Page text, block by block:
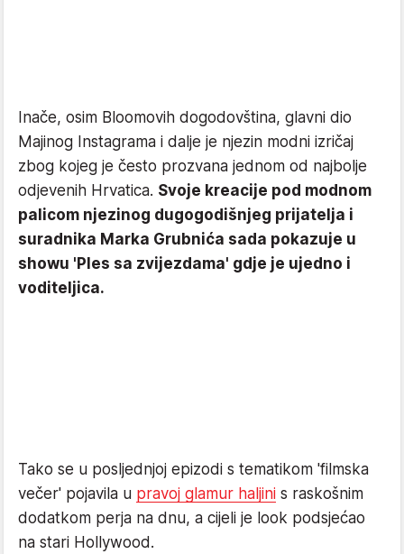
Inače, osim Bloomovih dogodovština, glavni dio
Majinog Instagrama i dalje je njezin modni izričaj
zbog kojeg je često prozvana jednom od najbolje
odjevenih Hrvatica. Svoje kreacije pod modnom
palicom njezinog dugogodišnjeg prijatelja i
suradnika Marka Grubnića sada pokazuje u
showu 'Ples sa zvijezdama' gdje je ujedno i
voditeljica.
Tako se u posljednjoj epizodi s tematikom 'filmska
večer' pojavila u pravoj glamur haljini s raskošnim
dodatkom perja na dnu, a cijeli je look podsjećao
na stari Hollywood.